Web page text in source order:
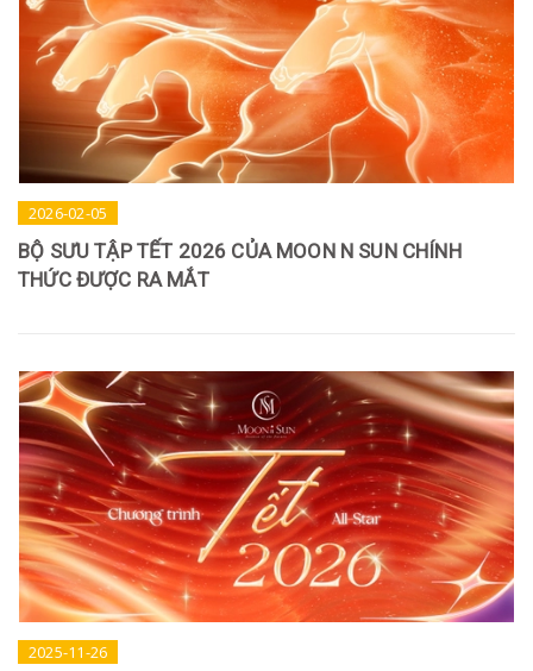
2026-02-05
BỘ SƯU TẬP TẾT 2026 CỦA MOON N SUN CHÍNH
THỨC ĐƯỢC RA MẮT
2025-11-26